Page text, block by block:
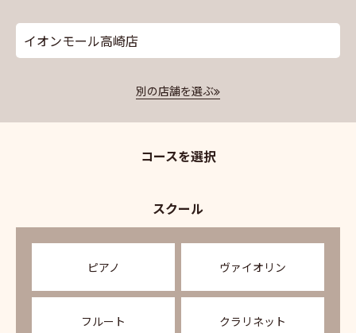
イオンモール高崎店
別の店舗を選ぶ
コースを選択
スクール
ピアノ ヴァイオリン
フルート クラリネット